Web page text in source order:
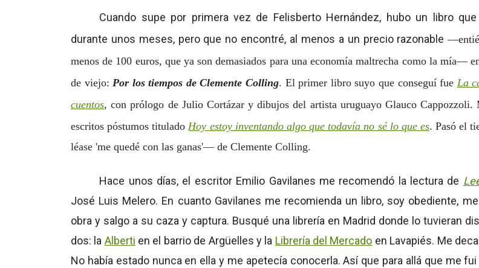
Cuando supe por primera vez de Felisberto Hernández, hubo un libro
durante unos meses, pero que no encontré, al menos a un precio razonable
menos de 100 euros, que ya son demasiados para una economía maltrecha como la mía—
de viejo:Por los tiempos de Clemente Colling. El primer libro suyo que conseguí fue La
cuentos, con prólogo de Julio Cortázar y dibujos del artista uruguayo Glauco Cappozzoli.
escritos póstumos tituladoHoy estoy inventando algo que todavía no sé lo que es. Pasó el
léase 'me quedé con las ganas'—de Clemente Colling.
Hace unos días, el escritor Emilio Gavilanes me recomendó la lectura de
José Luis Melero. En cuanto Gavilanes me recomienda un libro, soy obediente,
obra y salgo a su caza y captura. Busqué una librería en Madrid donde lo tuvieran
dos: la Alberti en el barrio de Argüelles y la Librería del Mercado en Lavapiés. Me
No había estado nunca en ella y me apetecía conocerla. Así que para allá que me